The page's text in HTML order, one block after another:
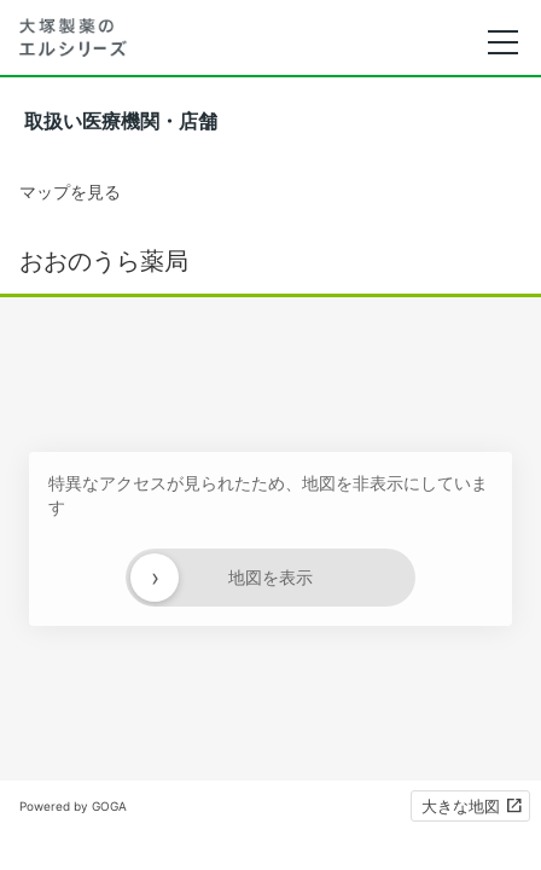
取扱い医療機関・店舗
マップを見る
おおのうら薬局
特異なアクセスが見られたため、地図を非表示にしていま
す
地図を表示
›
Powered by GOGA 大きな地図